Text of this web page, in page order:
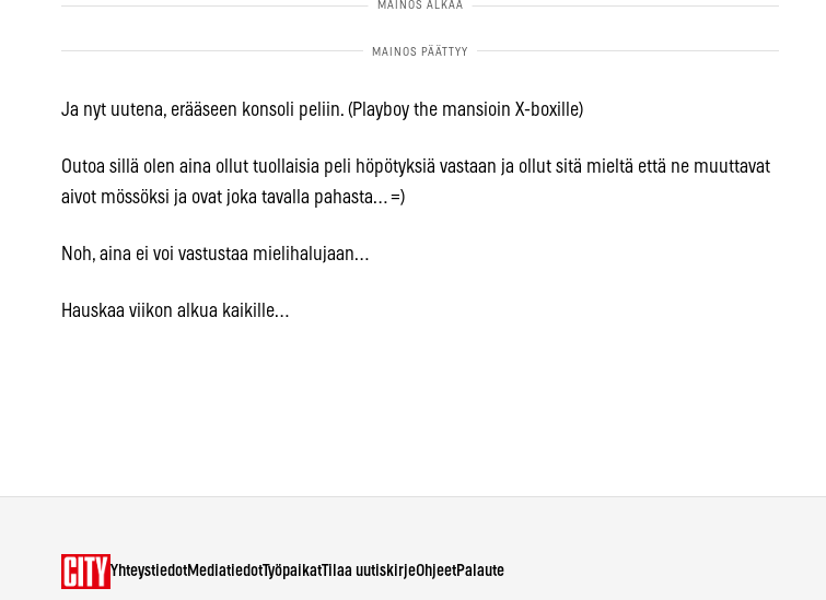
Ja nyt uutena, erääseen konsoli peliin. (Playboy the mansioin X-boxille)
Outoa sillä olen aina ollut tuollaisia peli höpötyksiä vastaan ja ollut sitä mieltä että ne muuttavat
aivot mössöksi ja ovat joka tavalla pahasta… =)
Noh, aina ei voi vastustaa mielihalujaan…
Hauskaa viikon alkua kaikille…
YhteystiedotMediatiedotTyöpaikatTilaa uutiskirjeOhjeetPalaute